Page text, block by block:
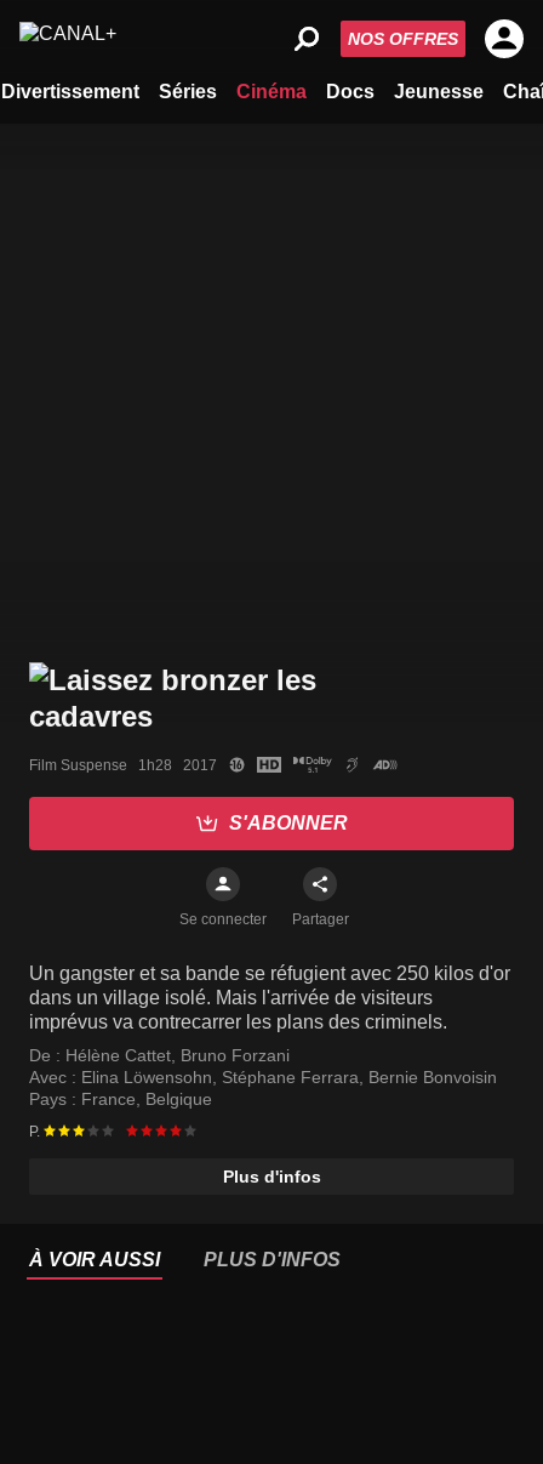
Divertissement Séries Cinéma Docs Jeunesse
NOS OFFRES
Film Suspense   1h28   2017
S'ABONNER
Se connecter Partager
Un gangster et sa bande se réfugient avec 250 kilos d'or
dans un village isolé. Mais l'arrivée de visiteurs
imprévus va contrecarrer les plans des criminels.
De : Hélène Cattet, Bruno Forzani
Avec : Elina Löwensohn, Stéphane Ferrara, Bernie Bonvoisin
Pays : France, Belgique
P.
Plus d'infos
À VOIR AUSSI PLUS D'INFOS